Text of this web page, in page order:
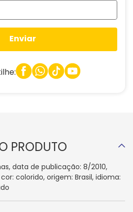
Enviar
PRODUTO
data de publicação: 8/2010,
colorido, origem: Brasil, idioma: